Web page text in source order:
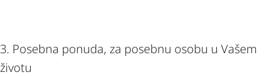
3. Posebna ponuda, za posebnu osobu u Vašem
životu